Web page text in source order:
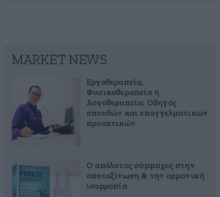
MARKET NEWS
Εργοθεραπεία,
Φυσικοθεραπεία ή
Λογοθεραπεία; Οδηγός
σπουδών και επαγγελματικών
προοπτικών
Ο απόλυτος σύμμαχος στην
αποτοξίνωση & την ορμονική
ισορροπία